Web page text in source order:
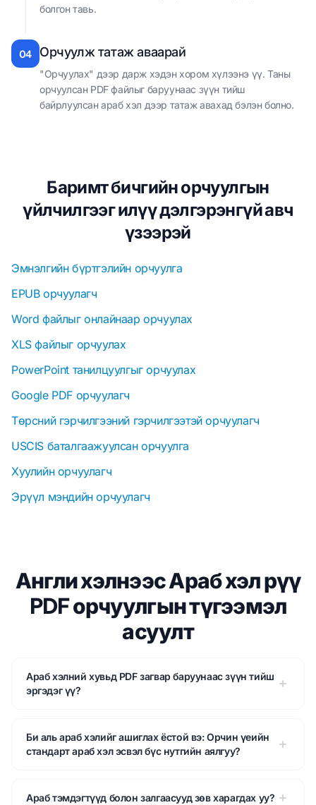
болгон тавь.
04 Орчуулж татаж аваарай
"Орчуулах" дээр дарж хэдэн хором хүлээнэ үү. Таны
орчуулсан PDF файлыг баруунаас зүүн тийш
байрлуулсан араб хэл дээр татаж авахад бэлэн болно.
Баримт бичгийн орчуулгын
үйлчилгээг илүү дэлгэрэнгүй авч
үзээрэй
Эмнэлгийн бүртгэлийн орчуулга
EPUB орчуулагч
Word файлыг онлайнаар орчуулах
XLS файлыг орчуулах
PowerPoint танилцуулгыг орчуулах
Google PDF орчуулагч
Төрсний гэрчилгээний гэрчилгээтэй орчуулагч
USCIS баталгаажуулсан орчуулга
Хуулийн орчуулагч
Эрүүл мэндийн орчуулагч
Англи хэлнээс Араб хэл рүү
PDF орчуулгын түгээмэл
асуулт
Араб хэлний хувьд PDF загвар баруунаас зүүн тийш
эргэдэг үү?
Би аль араб хэлийг ашиглах ёстой вэ: Орчин үеийн
стандарт араб хэл эсвэл бүс нутгийн аялгуу?
Араб тэмдэгтүүд болон залгаасууд зөв харагдах уу?